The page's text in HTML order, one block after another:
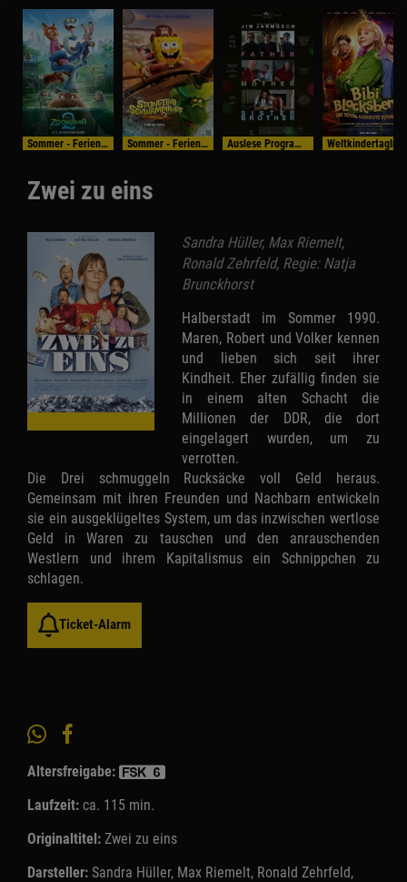
Sommer - Ferien - Programm Sommer - Ferien - Programm Auslese Programm
Zwei zu eins
Sandra Hüller, Max Riemelt,
Ronald Zehrfeld, Regie: Natja
Brunckhorst
Halberstadt im Sommer 1990.
Maren, Robert und Volker kennen
und lieben sich seit ihrer
Kindheit. Eher zufällig finden sie
in einem alten Schacht die
Millionen der DDR, die dort
eingelagert wurden, um zu
verrotten.
Die Drei schmuggeln Rucksäcke voll Geld heraus.
Gemeinsam mit ihren Freunden und Nachbarn entwickeln
sie ein ausgeklügeltes System, um das inzwischen wertlose
Geld in Waren zu tauschen und den anrauschenden
Westlern und ihrem Kapitalismus ein Schnippchen zu
schlagen.
Ticket-Alarm
Altersfreigabe:
Laufzeit: ca. 115 min.
Originaltitel: Zwei zu eins
Darsteller: Sandra Hüller, Max Riemelt, Ronald Zehrfeld,